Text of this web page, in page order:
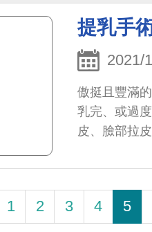
間
提乳手
2021/
傲挺且豐滿
乳完、或過
皮、臉部拉
包括假體的
1 2 3 4 5